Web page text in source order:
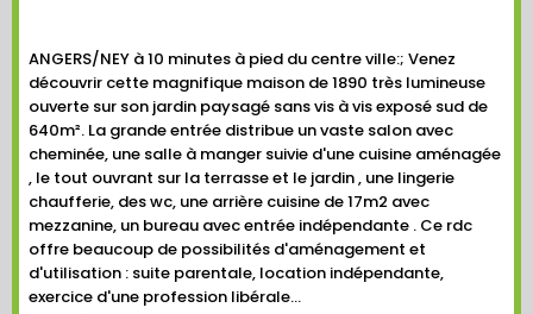
ANGERS/NEY à 10 minutes à pied du centre ville:; Venez
découvrir cette magnifique maison de 1890 très lumineuse
ouverte sur son jardin paysagé sans vis à vis exposé sud de
640m². La grande entrée distribue un vaste salon avec
cheminée, une salle à manger suivie d'une cuisine aménagée
, le tout ouvrant sur la terrasse et le jardin , une lingerie
chaufferie, des wc, une arrière cuisine de 17m2 avec
mezzanine, un bureau avec entrée indépendante . Ce rdc
offre beaucoup de possibilités d'aménagement et
d'utilisation : suite parentale, location indépendante,
exercice d'une profession libérale...